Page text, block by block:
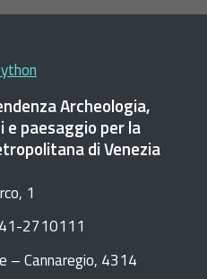
di
Archeologia,
e paesaggio per la
di Venezia
1
2710111
– Cannaregio, 4314